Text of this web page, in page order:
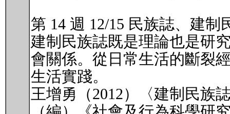
第 14 週 12/15 民族誌、建制
建制民族誌既是理論也是研
會關係。從日常生活的斷裂
生活實踐。
王增勇（2012）〈建制民族